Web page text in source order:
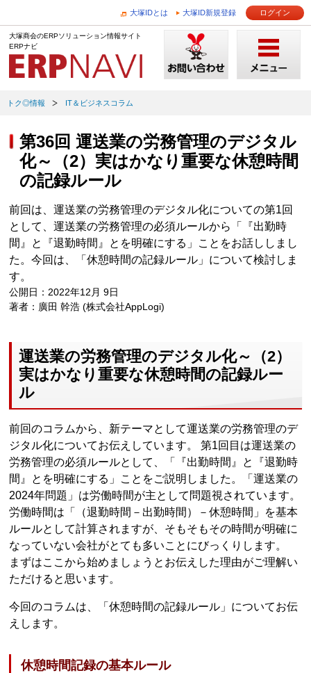
大塚IDとは 大塚ID新規登録 ログイン
大塚商会のERPソリューション情報サイト
ERPナビ
トク◎情報 IT＆ビジネスコラム
第36回 運送業の労務管理のデジタル
化～（2）実はかなり重要な休憩時間
の記録ルール
前回は、運送業の労務管理のデジタル化についての第1回
として、運送業の労務管理の必須ルールから「『出勤時
間』と『退勤時間』とを明確にする」ことをお話ししまし
た。今回は、「休憩時間の記録ルール」について検討しま
す。
公開日：2022年12月 9日
著者：廣田 幹浩 (株式会社AppLogi)
運送業の労務管理のデジタル化～（2）
実はかなり重要な休憩時間の記録ルー
ル
前回のコラムから、新テーマとして運送業の労務管理のデ
ジタル化についてお伝えしています。 第1回目は運送業の
労務管理の必須ルールとして、「『出勤時間』と『退勤時
間』とを明確にする」ことをご説明しました。「運送業の
2024年問題」は労働時間が主として問題視されています。
労働時間は「（退勤時間－出勤時間）－休憩時間」を基本
ルールとして計算されますが、そもそもその時間が明確に
なっていない会社がとても多いことにびっくりします。
まずはここから始めましょうとお伝えした理由がご理解い
ただけると思います。
今回のコラムは、「休憩時間の記録ルール」についてお伝
えします。
休憩時間記録の基本ルール